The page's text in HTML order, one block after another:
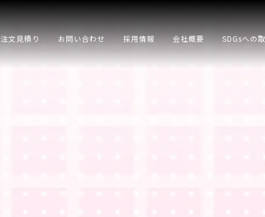
注文見積り お問い合わせ 採用情報 会社概要 SDGsへの